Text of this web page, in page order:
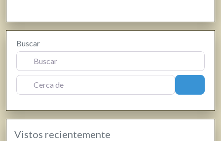
Buscar
Cerca de
Vistos recientemente